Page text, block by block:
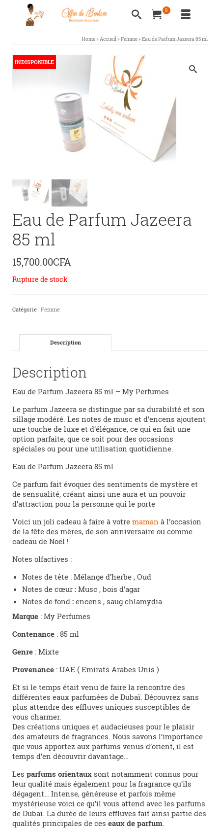
0
Home» Accueil» Femme» Eau de Parfum Jazeera 85 ml
INDISPONIBLE
Eau de Parfum Jazeera
85 ml
15,700.00CFA
Rupture de stock
Catégorie : Femme
Description
Description
Eau de Parfum Jazeera 85 ml – My Perfumes
Le parfum Jazeera se distingue par sa durabilité et son
sillage modéré. Les notes de musc et d’encens ajoutent
une touche de luxe et d’élégance, ce qui en fait une
option parfaite, que ce soit pour des occasions
spéciales ou pour une utilisation quotidienne.
Eau de Parfum Jazeera 85 ml
Ce parfum fait évoquer des sentiments de mystère et
de sensualité, créant ainsi une aura et un pouvoir
d’attraction pour la personne qui le porte
Voici un joli cadeau à faire à votre maman à l’occasion
de la fête des mères, de son anniversaire ou comme
cadeau de Noël !
Notes olfactives :
Notes de tête : Mélange d’herbe , Oud
Notes de cœur : Musc , bois d’agar
Notes de fond : encens , saug chlamydia
Marque : My Perfumes
Contenance : 85 ml
Genre : Mixte
Provenance : UAE ( Emirats Arabes Unis )
Et si le temps était venu de faire la rencontre des
différentes eaux parfumées de Dubaï. Découvrez sans
plus attendre des effluves uniques susceptibles de
vous charmer.
Des créations uniques et audacieuses pour le plaisir
des amateurs de fragrances. Nous savons l’importance
que vous apportez aux parfums venus d’orient, il est
temps d’en découvrir davantage…
Les parfums orientaux sont notamment connus pour
leur qualité mais également pour la fragrance qu’ils
dégagent… Intense, généreuse et parfois même
mystérieuse voici ce qu’il vous attend avec les parfums
de Dubaï. La durée de leurs effluves fait ainsi partie des
qualités principales de ces eaux de parfum.